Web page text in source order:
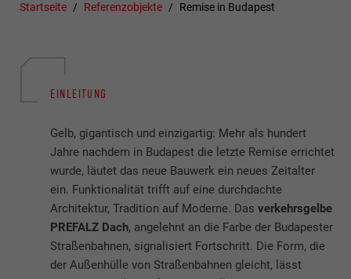
Startseite Referenzobjekte Remise in Budapest
EINLEITUNG
Gelb, gigantisch und einzigartig: Mehr als hundert
Jahre nachdem in Budapest die letzte Remise errichtet
wurde, läutet das neue Bauwerk ein neues Zeitalter
ein. Funktionalität trifft auf eine durchdachte
Architektur, Tradition auf Moderne. Dasverkehrsgelbe
PREFALZ Dach, angelehnt an die Farbe der Budapester
Straßenbahnen, signalisiert Fortschritt. Die Form, die
der Außenhülle von Straßenbahnen gleicht, lässt